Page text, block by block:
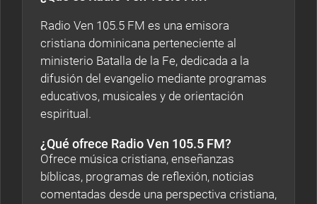
Radio Ven 105.5 FM es una emisora
cristiana dominicana perteneciente al
ministerio Batalla de la Fe, dedicada a la
difusión del evangelio mediante programas
educativos, musicales y de orientación
espiritual.
¿Qué ofrece Radio Ven 105.5 FM?
Ofrece música cristiana, enseñanzas
bíblicas, programas de reflexión, noticias
comentadas desde una perspectiva cristiana,